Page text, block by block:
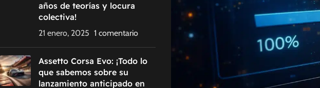
años de teorías y locura
colectiva!
21 enero, 2025 1 comentario
Assetto Corsa Evo: ¡Todo lo
que sabemos sobre su
lanzamiento anticipado en